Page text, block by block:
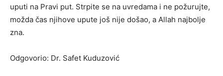
uputi na Pravi put. Strpite se na uvredama i ne požurujte,
možda čas njihove upute još nije došao, a Allah najbolje
zna.
Odgovorio: Dr. Safet Kuduzović